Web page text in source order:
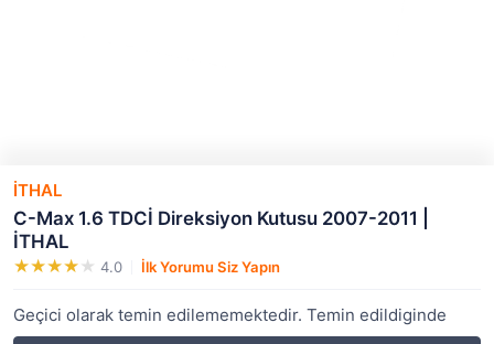
İTHAL
C-Max 1.6 TDCİ Direksiyon Kutusu 2007-2011 |
İTHAL
4.0 İlk Yorumu Siz Yapın
Geçici olarak temin edilememektedir. Temin edildiginde